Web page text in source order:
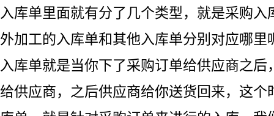
入库单里面就有分了几个类型，就是采购入
外加工的入库单和其他入库单分别对应哪里
入库单就是当你下了采购订单给供应商之后
给供应商，之后供应商给你送货回来，这个